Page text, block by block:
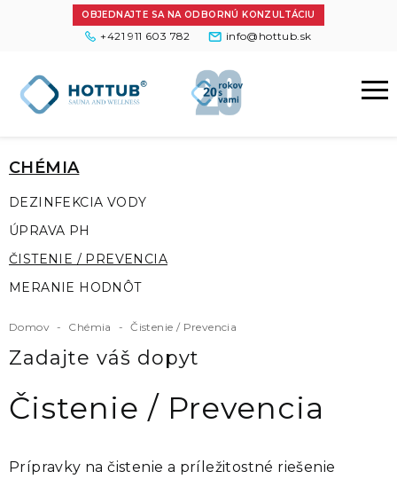
OBJEDNAJTE SA NA ODBORNÚ KONZULTÁCIU
+421 911 603 782 info@hottub.sk
CHÉMIA
DEZINFEKCIA VODY
ÚPRAVA PH
ČISTENIE / PREVENCIA
MERANIE HODNÔT
Domov - Chémia - Čistenie / Prevencia
Zadajte váš dopyt
Čistenie / Prevencia
Prípravky na čistenie a príležitostné riešenie